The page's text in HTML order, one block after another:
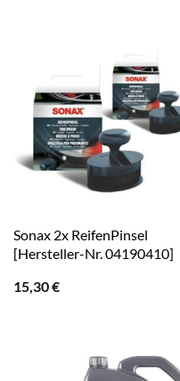
Sonax 2x ReifenPinsel
[Hersteller-Nr. 04190410]
15,30€